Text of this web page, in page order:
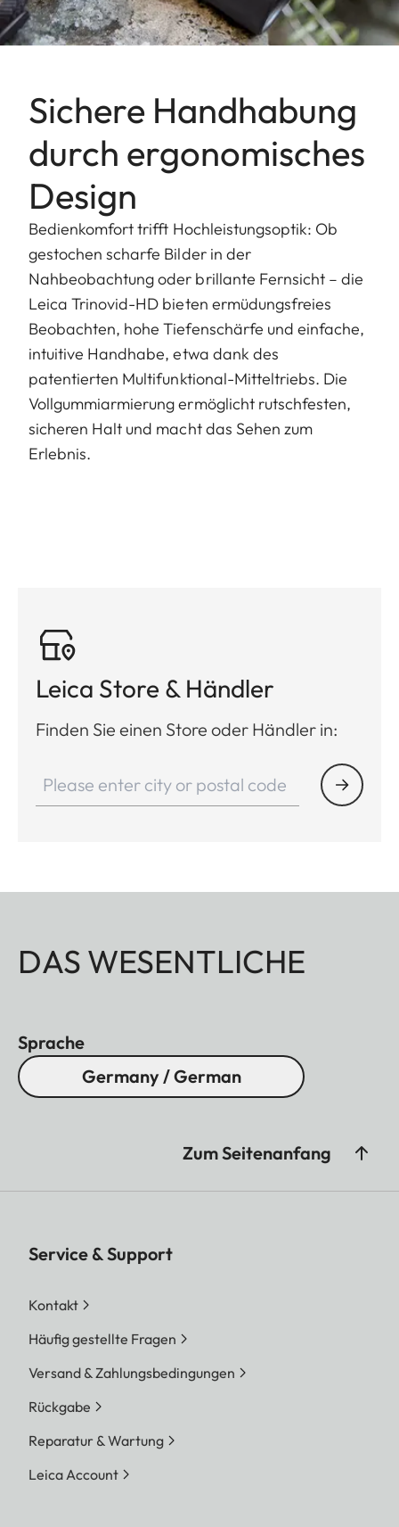
Sichere Handhabung
durch ergonomisches
Design
Bedienkomfort trifft Hochleistungsoptik: Ob
gestochen scharfe Bilder in der
Nahbeobachtung oder brillante Fernsicht – die
Leica Trinovid-HD bieten ermüdungsfreies
Beobachten, hohe Tiefenschärfe und einfache,
intuitive Handhabe, etwa dank des
patentierten Multifunktional-Mitteltriebs. Die
Vollgummiarmierung ermöglicht rutschfesten,
sicheren Halt und macht das Sehen zum
Erlebnis.
Leica Store & Händler
Finden Sie einen Store oder Händler in:
DAS WESENTLICHE
Sprache
Germany / German
Zum Seitenanfang
Service & Support
Kontakt
Häufig gestellte Fragen
Versand & Zahlungsbedingungen
Rückgabe
Reparatur & Wartung
Leica Account